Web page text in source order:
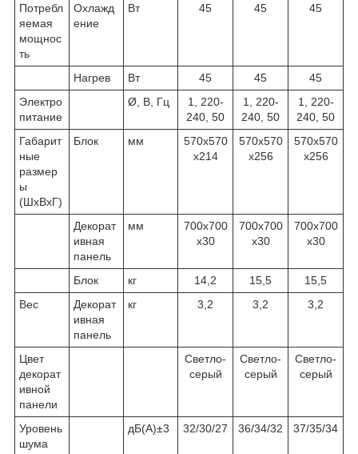
Потребл
яемая
мощнос
ть
Охлажд
ение
Вт 45 45 45
Нагрев Вт 45 45
45
Электро
питание
Ø, В, Гц
1, 220-
240, 50
1, 220-
240, 50
1, 220-
240, 50
Габарит
ные
размер
ы
(ШхВхГ)
Блок мм
570х570
х214
570х570
х256
570х570
х256
Декорат
ивная
панель
мм
700х700
х30
700х700
х30
700х700
х30
Блок кг 14,2 15,5
15,5
Вес
Декорат
ивная
панель
кг 3,2 3,2 3,2
Цвет
декорат
ивной
панели
Светло-
серый
Светло-
серый
Светло-
серый
Уровень
шума
дБ(А)±3 32/30/27 36/34/32 37/35/34